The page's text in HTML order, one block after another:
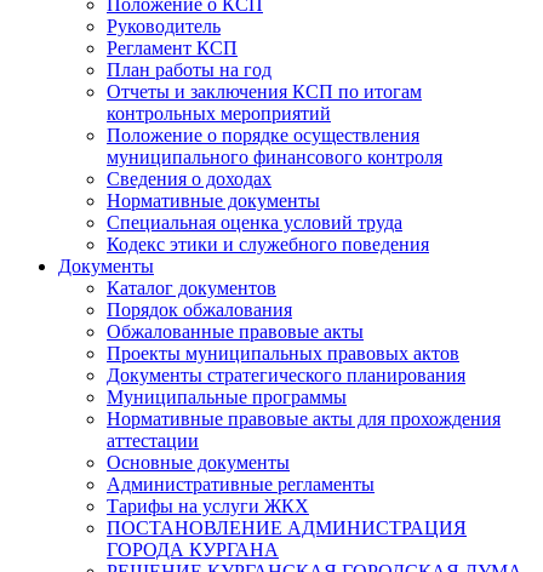
Положение о КСП
Руководитель
Регламент КСП
План работы на год
Отчеты и заключения КСП по итогам
контрольных мероприятий
Положение о порядке осуществления
муниципального финансового контроля
Сведения о доходах
Нормативные документы
Специальная оценка условий труда
Кодекс этики и служебного поведения
Документы
Каталог документов
Порядок обжалования
Обжалованные правовые акты
Проекты муниципальных правовых актов
Документы стратегического планирования
Муниципальные программы
Нормативные правовые акты для прохождения
аттестации
Основные документы
Административные регламенты
Тарифы на услуги ЖКХ
ПОСТАНОВЛЕНИЕ АДМИНИСТРАЦИЯ
ГОРОДА КУРГАНА